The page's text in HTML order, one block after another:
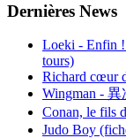
Dernières News
Loeki - Enfin !
tours)
Richard cœur
Wingman -
Conan, le fils
Judo Boy